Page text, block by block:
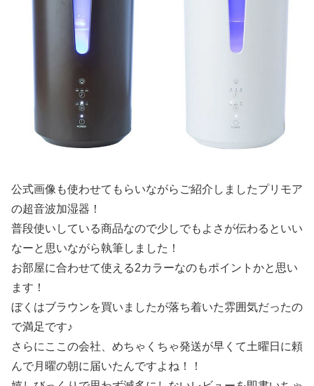
公式画像も使わせてもらいながらご紹介しましたプリモア
の超音波加湿器！
普段使いしている商品なので少しでもよさが伝わるといい
なーと思いながら執筆しました！
お部屋に合わせて使える2カラーなのもポイントかと思い
ます！
ぼくはブラウンを買いましたが落ち着いた雰囲気だったの
で満足です♪
さらにここの会社、めちゃくちゃ発送が早くて土曜日に頼
んで月曜の朝に届いたんですよね！！